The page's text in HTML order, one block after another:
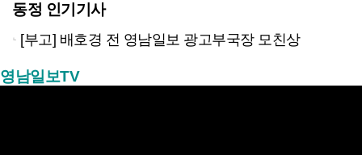
동정 인기기사
[부고] 배호경 전 영남일보 광고부국장 모친상
영남일보TV